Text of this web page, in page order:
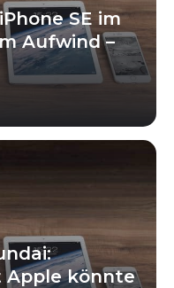
SE im
Aufwind –
könnte